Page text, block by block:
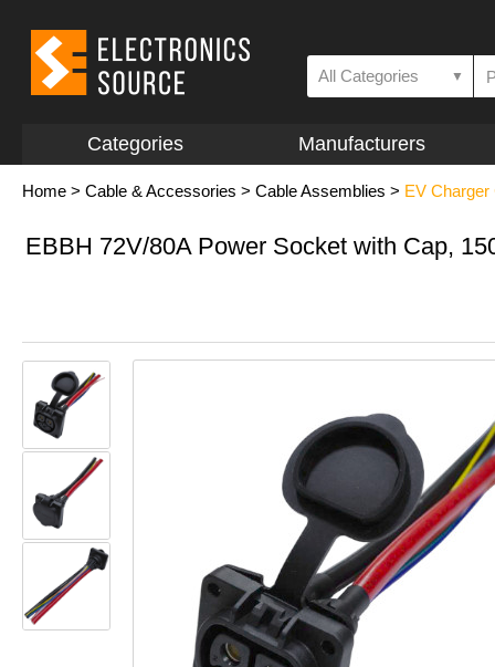
All Categories ▼
Categories Manufacturers
Home > Cable & Accessories > Cable Assemblies > EV Charger
EBBH 72V/80A Power Socket with Cap,